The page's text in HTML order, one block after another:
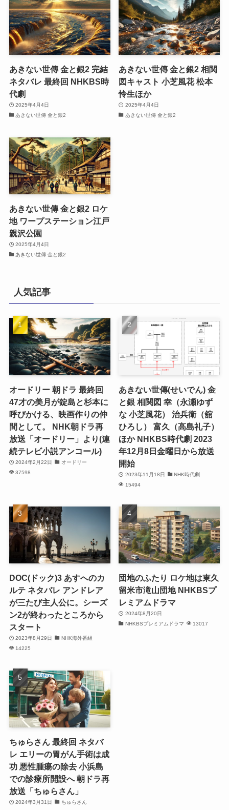
あきない世傳 金と銀2 完結
ネタバレ 最終回 NHKBS時
代劇
2025年4月4日
あきない世傳 金と銀2
あきない世傳 金と銀2 相関
図キャスト 小芝風花 松本
怜生ほか
2025年4月4日
あきない世傳 金と銀2
あきない世傳 金と銀2 ロケ
地 ワープステーション江戸
親沢公園
2025年4月4日
あきない世傳 金と銀2
人気記事
オードリー 朝ドラ 最終回
47才の美月が錠島と杉本に
呼びかける、映画作りの仲
間として。 NHK朝ドラ再
放送「オードリー」より(連
続テレビ小説アンコール)
2024年2月22日
オードリー
37598
あきない世傳(せいでん) 金
と銀 相関図 幸（永瀬ゆず
な 小芝風花） 治兵衛（舘
ひろし） 富久（高島礼子）
ほか NHKBS時代劇 2023
年12月8日金曜日から放送
開始
2023年11月18日
NHK時代劇
15494
DOC(ドック)3 あすへのカ
ルテ ネタバレ アンドレア
が三たび主人公に。シーズ
ン2が終わったところから
スタート
2023年8月29日
NHK海外番組
14225
団地のふたり ロケ地は東久
留米市滝山団地 NHKBSプ
レミアムドラマ
2024年8月20日
NHKBSプレミアムドラマ
13017
ちゅらさん 最終回 ネタバ
レ エリーの胃がん手術は成
功 悪性腫瘍の除去 小浜島
での診療所開設へ 朝ドラ再
放送「ちゅらさん」
2024年3月31日
ちゅらさん